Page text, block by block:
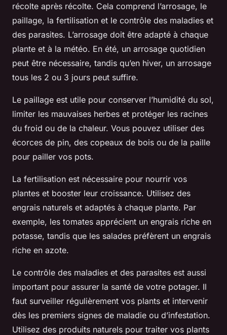
récolte après récolte. Cela comprend l’arrosage, le
paillage, la fertilisation et le contrôle des maladies et
des parasites. L’arrosage doit être adapté à chaque
plante et à la météo. En été, un arrosage quotidien
peut être nécessaire, tandis qu’en hiver, un arrosage
tous les 2 ou 3 jours peut suffire.
Le paillage est utile pour conserver l’humidité du sol,
limiter les mauvaises herbes et protéger les racines
du froid ou de la chaleur. Vous pouvez utiliser des
écorces de pin, des copeaux de bois ou de la paille
pour pailler vos pots.
La fertilisation est nécessaire pour nourrir vos
plantes et booster leur croissance. Utilisez des
engrais naturels et adaptés à chaque plante. Par
exemple, les tomates apprécient un engrais riche en
potasse, tandis que les salades préfèrent un engrais
riche en azote.
Le contrôle des maladies et des parasites est aussi
important pour assurer la santé de votre potager. Il
faut surveiller régulièrement vos plants et intervenir
dès les premiers signes de maladie ou d’infestation.
Utilisez des produits naturels pour traiter vos plants